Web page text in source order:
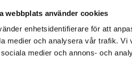
webbplats använder cookies
enhetsidentifierare för att
medier och analysera vår trafik. Vi
medier och annons- och